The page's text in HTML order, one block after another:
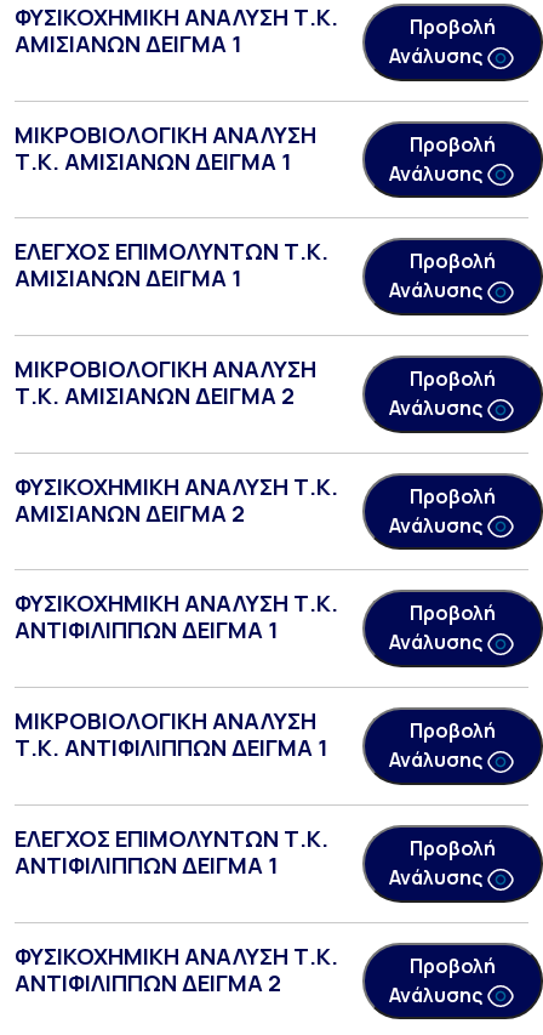
ΦΥΣΙΚΟΧΗΜΙΚΗ ΑΝΑΛΥΣΗ Τ.Κ.
ΑΜΙΣΙΑΝΩΝ ΔΕΙΓΜΑ 1
Προβολή
Ανάλυσης
ΜΙΚΡΟΒΙΟΛΟΓΙΚΗ ΑΝΑΛΥΣΗ
Τ.Κ. ΑΜΙΣΙΑΝΩΝ ΔΕΙΓΜΑ 1
Προβολή
Ανάλυσης
ΕΛΕΓΧΟΣ ΕΠΙΜΟΛΥΝΤΩΝ Τ.Κ.
ΑΜΙΣΙΑΝΩΝ ΔΕΙΓΜΑ 1
Προβολή
Ανάλυσης
ΜΙΚΡΟΒΙΟΛΟΓΙΚΗ ΑΝΑΛΥΣΗ
Τ.Κ. ΑΜΙΣΙΑΝΩΝ ΔΕΙΓΜΑ 2
Προβολή
Ανάλυσης
ΦΥΣΙΚΟΧΗΜΙΚΗ ΑΝΑΛΥΣΗ Τ.Κ.
ΑΜΙΣΙΑΝΩΝ ΔΕΙΓΜΑ 2
Προβολή
Ανάλυσης
ΦΥΣΙΚΟΧΗΜΙΚΗ ΑΝΑΛΥΣΗ Τ.Κ.
ΑΝΤΙΦΙΛΙΠΠΩΝ ΔΕΙΓΜΑ 1
Προβολή
Ανάλυσης
ΜΙΚΡΟΒΙΟΛΟΓΙΚΗ ΑΝΑΛΥΣΗ
Τ.Κ. ΑΝΤΙΦΙΛΙΠΠΩΝ ΔΕΙΓΜΑ 1
Προβολή
Ανάλυσης
ΕΛΕΓΧΟΣ ΕΠΙΜΟΛΥΝΤΩΝ Τ.Κ.
ΑΝΤΙΦΙΛΙΠΠΩΝ ΔΕΙΓΜΑ 1
Προβολή
Ανάλυσης
ΦΥΣΙΚΟΧΗΜΙΚΗ ΑΝΑΛΥΣΗ Τ.Κ.
ΑΝΤΙΦΙΛΙΠΠΩΝ ΔΕΙΓΜΑ 2
Προβολή
Ανάλυσης